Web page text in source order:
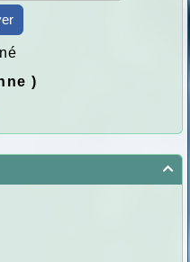
)
